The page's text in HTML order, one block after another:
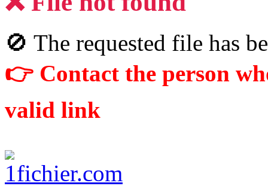
🚫 The requested file has
👉 Contact the person
valid link